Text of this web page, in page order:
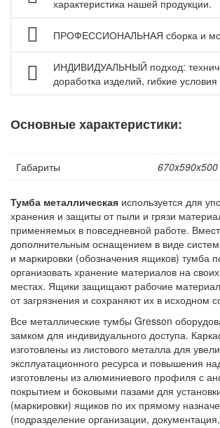
Сейфы
Рабочие стулья
Тележки ручные для перевозки грузов
Колеса и колесные опоры
Контейнеры производственные
Грузоподъемное оборудование
Нестандартные изделия
Платформы подкатные SF
характеристика нашей продукции.
ПРОФЕССИОНАЛЬНАЯ сборка и
ИНДИВИДУАЛЬНЫЙ подход:
доработка изделий, гибкие
Основные характеристики:
Габариты
Тумба металлическая используется для
хранения и защиты от пыли и грязи
применяемых в повседневной работе.
дополнительным оснащением в виде
и маркировки (обозначения ящиков) тумба
организовать хранение материалов на своих
местах. Ящики защищают рабочие
от загрязнения и сохраняют их в исходном
Все металлические тумбы Gresson
замком для индивидуального доступа.
изготовлены из листового металла для
эксплуатационного ресурса и повышения
изготовлены из алюминиевого профиля с
покрытием и боковыми пазами для
(маркировки) ящиков по их прямому
(подразделение организации,